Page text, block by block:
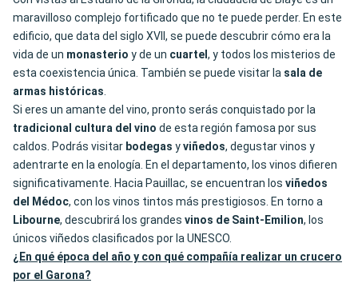
maravilloso complejo fortificado que no te puede perder. En este
edificio, que data del siglo XVII, se puede descubrir cómo era la
vida de un monasterio y de un cuartel , y todos los misterios de
esta coexistencia única. También se puede visitar la sala de
armas históricas.
Si eres un amante del vino, pronto serás conquistado por la
tradicional cultura del vino de esta región famosa por sus
caldos. Podrás visitar bodegas yviñedos, degustar vinos y
adentrarte en la enología. En el departamento, los vinos difieren
significativamente. Hacia Pauillac, se encuentran los viñedos
del Médoc, con los vinos tintos más prestigiosos. En torno a
Libourne, descubrirá los grandes vinos de Saint-Emilion, los
únicos viñedos clasificados por la UNESCO.
¿En qué época del año y con qué compañía realizar un crucero
por el Garona?